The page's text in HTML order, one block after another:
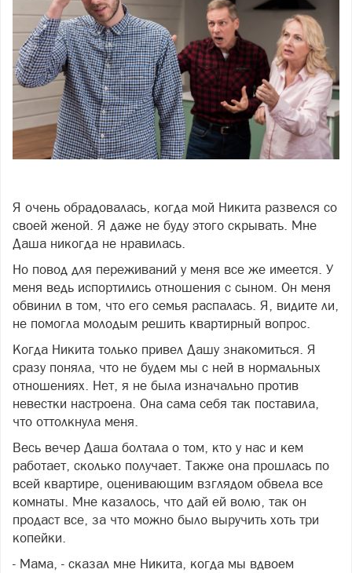
Я очень обрадовалась, когда мой Никита развелся со
своей женой. Я даже не буду этого скрывать. Мне
Даша никогда не нравилась.
Но повод для переживаний у меня все же имеется. У
меня ведь испортились отношения с сыном. Он меня
обвинил в том, что его семья распалась. Я, видите ли,
не помогла молодым решить квартирный вопрос.
Когда Никита только привел Дашу знакомиться. Я
сразу поняла, что не будем мы с ней в нормальных
отношениях. Нет, я не была изначально против
невестки настроена. Она сама себя так поставила,
что оттолкнула меня.
Весь вечер Даша болтала о том, кто у нас и кем
работает, сколько получает. Также она прошлась по
всей квартире, оценивающим взглядом обвела все
комнаты. Мне казалось, что дай ей волю, так он
продаст все, за что можно было выручить хоть три
копейки.
- Мама, - сказал мне Никита, когда мы вдвоем